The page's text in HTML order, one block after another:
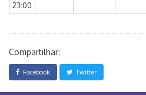
23:00
Compartilhar:
Facebook Twitter